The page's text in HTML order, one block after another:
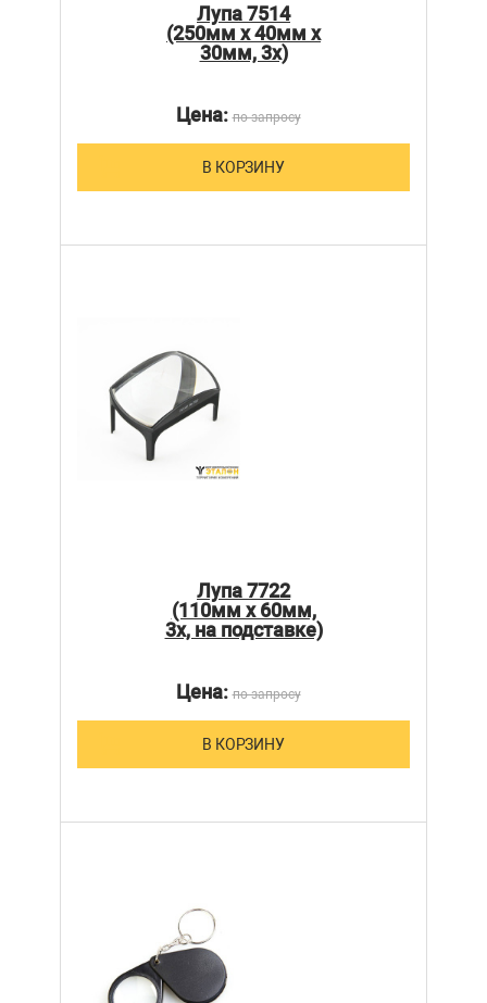
Лупа 7514
(250мм х 40мм х
30мм, 3х)
Цена:по запросу
В КОРЗИНУ
Лупа 7722
(110мм х 60мм,
3х, на подставке)
Цена:по запросу
В КОРЗИНУ